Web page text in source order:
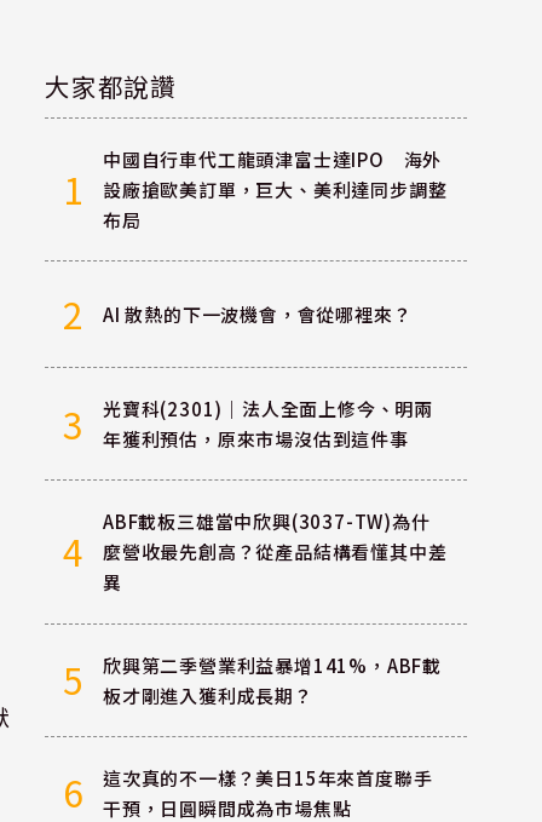
大家都說讚
1
中國自行車代工龍頭津富士達IPO 海外
設廠搶歐美訂單，巨大、美利達同步調整
布局
2 AI 散熱的下一波機會，會從哪裡來？
3
光寶科(2301)｜法人全面上修今、明兩
年獲利預估，原來市場沒估到這件事
4
ABF載板三雄當中欣興(3037-TW)為什
麼營收最先創高？從產品結構看懂其中差
異
5
欣興第二季營業利益暴增141%，ABF載
板才剛進入獲利成長期？
6
這次真的不一樣？美日15年來首度聯手
干預，日圓瞬間成為市場焦點